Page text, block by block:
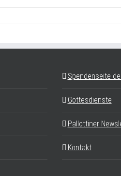
Spendenseite
Gottesdienste
Pallottiner
Kontakt